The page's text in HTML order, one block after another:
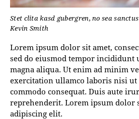
Stet clita kasd gubergren, no sea
Kevin Smith
Lorem ipsum dolor sit amet,
sed do eiusmod tempor incididunt
magna aliqua. Ut enim ad minim
exercitation ullamco laboris nisi ut
commodo consequat. Duis aute
reprehenderit. Lorem ipsum dolor
adipiscing elit.